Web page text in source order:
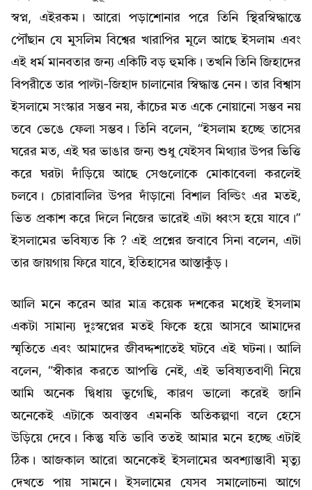
স্বপ্ন, এইরকম। আরো পড়াশোনার পরে তিনি স্থিরস্বিদ্ধান্তে
পৌঁছান যে মুসলিম বিশ্বের খারাপির মূলে আছে ইসলাম এবং
এই ধর্ম মানবতার জন্য একিটি বড় হুমকি। তখনি তিনি জিহাদের
বিপরীতে তার পাল্টা-জিহাদ চালানোর স্বিদ্ধান্ত নেন। তার বিশ্বাস
ইসলামে সংস্কার সম্ভব নয়, কাঁচের মত একে নোয়ানো সম্ভব নয়
তবে ভেঙে ফেলা সম্ভব। তিনি বলেন, “ইসলাম হচ্ছে তাসের
ঘরের মত, এই ঘর ভাঙার জন্য শুধু যেইসব মিথ্যার উপর ভিত্তি
করে ঘরটা দাঁড়িয়ে আছে সেগুলোকে মোকাবেলা করলেই
চলবে। চোরাবালির উপর দাঁড়ানো বিশাল বিল্ডিং এর মতই,
ভিত প্রকাশ করে দিলে নিজের ভারেই এটা ধ্বংস হয়ে যাবে।”
ইসলামের ভবিষ্যত কি ? এই প্রশ্নের জবাবে সিনা বলেন, এটা
তার জায়গায় ফিরে যাবে, ইতিহাসের আস্তাকুঁড়।
আলি মনে করেন আর মাত্র কয়েক দশকের মধ্যেই ইসলাম
একটা সামান্য দুঃস্বপ্নের মতই ফিকে হয়ে আসবে আমাদের
স্মৃতিতে এবং আমাদের জীবদ্দশাতেই ঘটবে এই ঘটনা। আলি
বলেন, “স্বীকার করতে আপত্তি নেই, এই ভবিষ্যতবাণী নিয়ে
আমি অনেক দ্বিধায় ভুগেছি, কারণ ভালো করেই জানি
অনেকেই এটাকে অবাস্তব এমনকি অতিকল্পণা বলে হেসে
উড়িয়ে দেবে। কিন্তু যতি ভাবি ততই আমার মনে হচ্ছে এটাই
ঠিক। আজকাল আরো অনেকেই ইসলামের অবশ্যাম্ভাবী মৃত্যু
দেখতে পায় সামনে। ইসলামের যেসব সমালোচনা আগে